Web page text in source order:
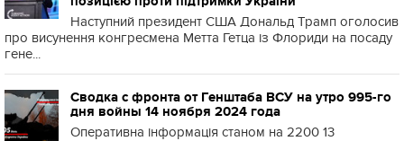
Наступний президент США Дональд Трамп оголосив
про висунення конгресмена Метта Гетца із Флориди на посаду
гене...
Сводка с фронта от Генштаба ВСУ на утро 995-го
дня войны 14 ноября 2024 года
Оперативна інформація станом на 2200 13